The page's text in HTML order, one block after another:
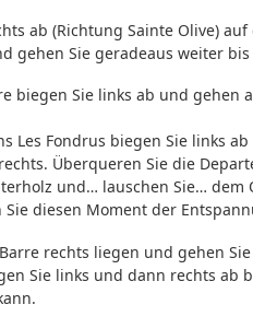
ab (Richtung Sainte Olive)
gehen Sie geradeaus weiter
biegen Sie links ab und gehen
Les Fondrus biegen Sie links
Überqueren Sie die
und… lauschen Sie…
Sie diesen Moment der
Barre rechts liegen und gehen
Sie links und dann rechts ab